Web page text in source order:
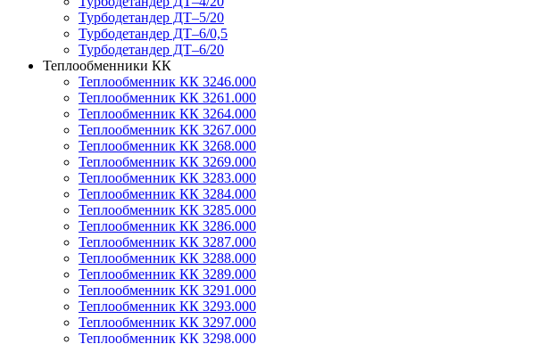
Турбодетандер ДТ–5/20
Турбодетандер ДТ–6/0,5
Турбодетандер ДТ–6/20
Теплообменники КК
Теплообменник КК 3246.000
Теплообменник КК 3261.000
Теплообменник КК 3264.000
Теплообменник КК 3267.000
Теплообменник КК 3268.000
Теплообменник КК 3269.000
Теплообменник КК 3283.000
Теплообменник КК 3284.000
Теплообменник КК 3285.000
Теплообменник КК 3286.000
Теплообменник КК 3287.000
Теплообменник КК 3288.000
Теплообменник КК 3289.000
Теплообменник КК 3291.000
Теплообменник КК 3293.000
Теплообменник КК 3297.000
Теплообменник КК 3298.000